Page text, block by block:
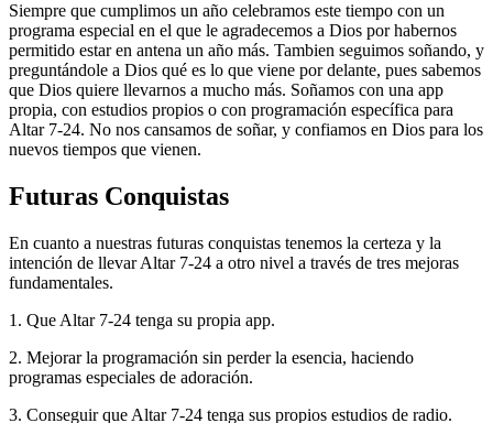
Siempre que cumplimos un año celebramos este tiempo con un
programa especial en el que le agradecemos a Dios por habernos
permitido estar en antena un año más. Tambien seguimos soñando, y
preguntándole a Dios qué es lo que viene por delante, pues sabemos
que Dios quiere llevarnos a mucho más. Soñamos con una app
propia, con estudios propios o con programación específica para
Altar 7-24. No nos cansamos de soñar, y confiamos en Dios para los
nuevos tiempos que vienen.
Futuras Conquistas
En cuanto a nuestras futuras conquistas tenemos la certeza y la
intención de llevar Altar 7-24 a otro nivel a través de tres mejoras
fundamentales.
1. Que Altar 7-24 tenga su propia app.
2. Mejorar la programación sin perder la esencia, haciendo
programas especiales de adoración.
3. Conseguir que Altar 7-24 tenga sus propios estudios de radio.